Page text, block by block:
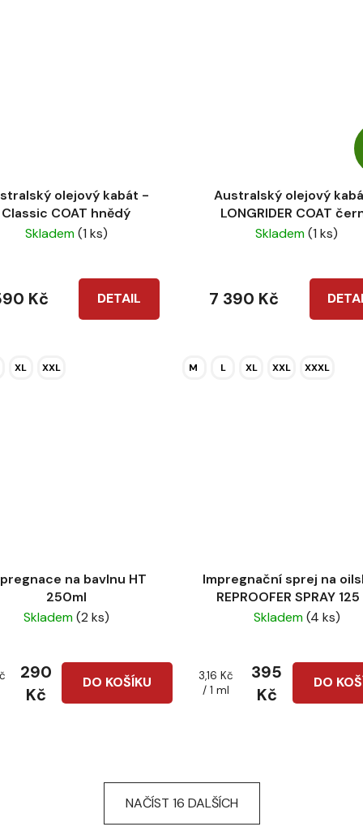
olejový kabát -
Classic COAT hnědý
Skladem(1 ks)
DETAIL
Kč
XL XXL
Australský olejový
LONGRIDER COAT
Skladem(1 ks)
7 390 Kč
M L XL XXL XXXL
na bavlnu HT
250ml
Skladem(2 ks)
DO KOŠÍKU
290
Kč
Impregnační sprej na
REPROOFER SPRAY
Skladem(4 ks)
DO
395
Kč
Měrná
cena:
3,16 Kč
/ 1 ml
NAČÍST 16 DALŠÍCH